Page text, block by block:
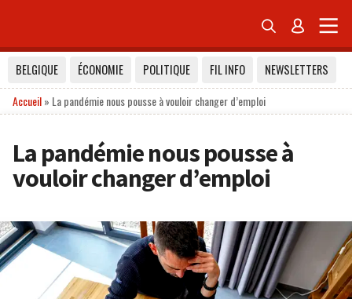
 
BELGIQUE ÉCONOMIE POLITIQUE FIL INFO
NEWSLETTERS
Accueil» La pandémie nous pousse à vouloir changer d’emploi
La pandémie nous pousse à
vouloir changer d’emploi